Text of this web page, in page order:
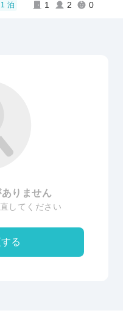
1 泊 1 2 0
りません
してください
る